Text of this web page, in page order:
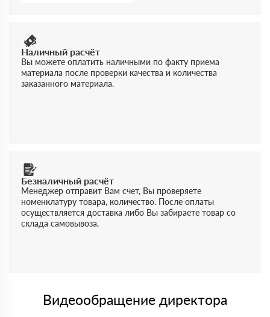
Наличный расчёт
Вы можете оплатить наличными по факту приема
материала после проверки качества и количества
заказанного материала.
Безналичный расчёт
Менеджер отправит Вам счет, Вы проверяете
номенклатуру товара, количество. После оплаты
осуществляется доставка либо Вы забираете товар со
склада самовывоза.
Видеообращение директора